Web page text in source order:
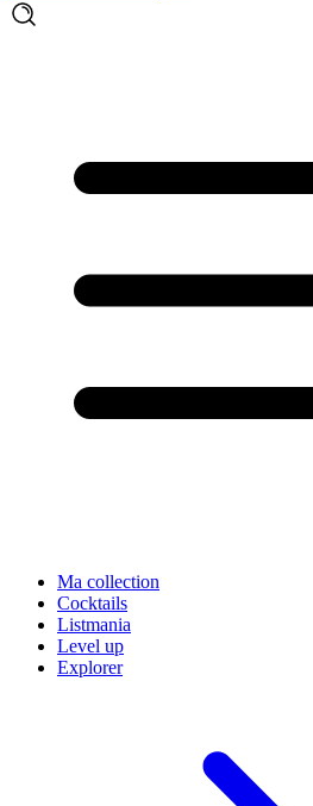
Ma collection
Cocktails
Listmania
Level up
Explorer